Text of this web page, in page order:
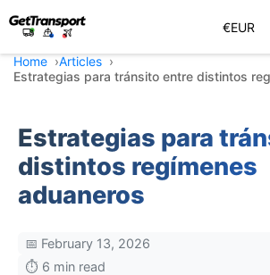
€EUR
Home
Articles
Estrategias para tránsito entre distintos
Estrategias para
distintos regímenes
aduaneros
📅 February 13, 2026
⏱️ 6 min read